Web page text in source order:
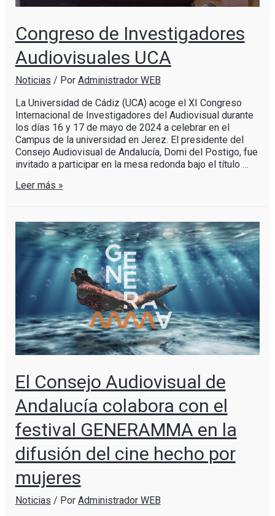
Congreso de Investigadores
Audiovisuales UCA
Noticias / Por Administrador WEB
La Universidad de Cádiz (UCA) acoge el XI Congreso
Internacional de Investigadores del Audiovisual durante
los días 16 y 17 de mayo de 2024 a celebrar en el
Campus de la universidad en Jerez. El presidente del
Consejo Audiovisual de Andalucía, Domi del Postigo, fue
invitado a participar en la mesa redonda bajo el título …
Leer más »
El Consejo Audiovisual de
Andalucía colabora con el
festival GENERAMMA en la
difusión del cine hecho por
mujeres
Noticias / Por Administrador WEB